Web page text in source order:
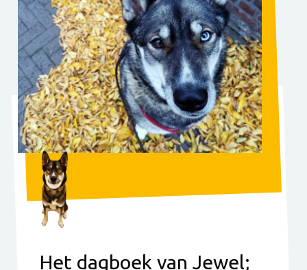
Het dagboek van Jewel;